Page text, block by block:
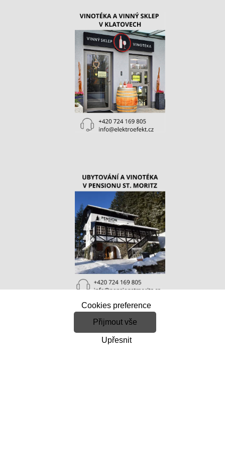
Cookies preference
Přijmout vše
Upřesnit